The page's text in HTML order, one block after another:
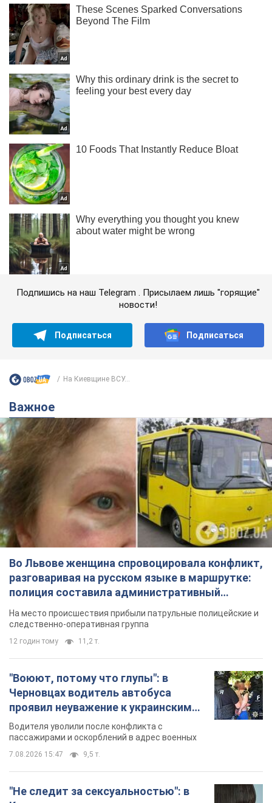
Подпишись на наш Telegram . Присылаем лишь "горящие"
новости!
Подписаться Подписаться
На Киевщине ВСУ...
Важное
Во Львове женщина спровоцировала конфликт,
разговаривая на русском языке в маршрутке:
полиция составила административный
протокол. Видео
На место происшествия прибыли патрульные полицейские и
следственно-оперативная группа
12 годин тому 11,2 т.
"Воюют, потому что глупы": в
Черновцах водитель автобуса
проявил неуважение к украинским
военным и поплатился за это.
Видео
Водителя уволили после конфликта с
пассажирами и оскорблений в адрес военных
7.08.2026 15:47 9,5 т.
"Не следит за сексуальностью": в